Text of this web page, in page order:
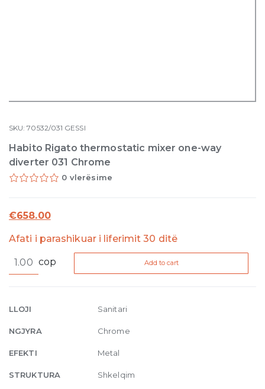
SKU:70532/031 GESSI
Habito Rigato thermostatic mixer one-way
diverter 031 Chrome
0 vlerësime
€658.00
Afati i parashikuar i liferimit 30 ditë
Rigato
one-
diverter
031
quantity
cop Add to cart
LLOJI Sanitari
NGJYRA Chrome
EFEKTI Metal
STRUKTURA Shkelqim